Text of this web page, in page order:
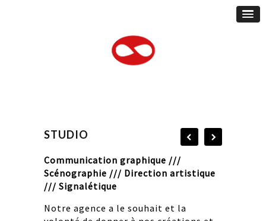
STUDIO
Communication graphique ///
Scénographie /// Direction artistique
/// Signalétique
Notre agence a le souhait et la